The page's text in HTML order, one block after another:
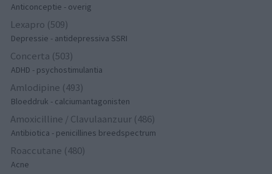
Anticonceptie - overig
Lexapro (509)
Depressie - antidepressiva SSRI
Concerta (503)
ADHD - psychostimulantia
Amlodipine (493)
Bloeddruk - calciumantagonisten
Amoxicilline / Clavulaanzuur (486)
Antibiotica - penicillines breedspectrum
Roaccutane (480)
Acne